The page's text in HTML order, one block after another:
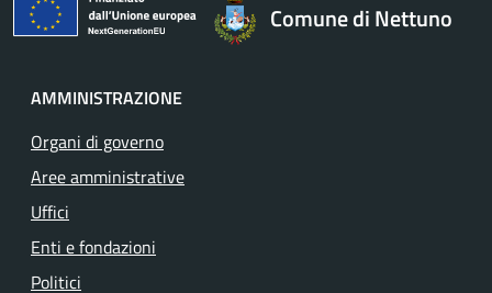
Comune di Nettuno
AMMINISTRAZIONE
Organi di governo
Aree amministrative
Uffici
Enti e fondazioni
Politici